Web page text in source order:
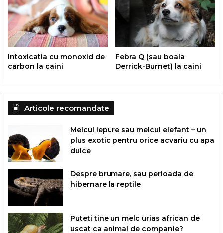
Intoxicatia cu monoxid de
carbon la caini
Febra Q (sau boala
Derrick-Burnet) la caini
Articole recomandate
Melcul iepure sau melcul elefant – un
plus exotic pentru orice acvariu cu apa
dulce
Despre brumare, sau perioada de
hibernare la reptile
Puteti tine un melc urias african de
uscat ca animal de companie?